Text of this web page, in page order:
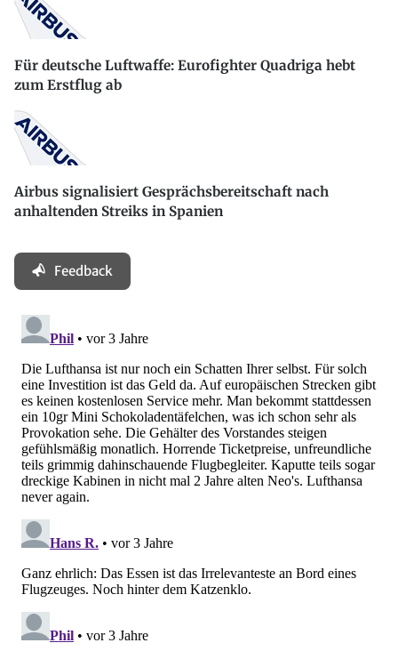
Für deutsche Luftwaffe: Eurofighter Quadriga hebt
zum Erstflug ab
Airbus signalisiert Gesprächsbereitschaft nach
anhaltenden Streiks in Spanien
Feedback